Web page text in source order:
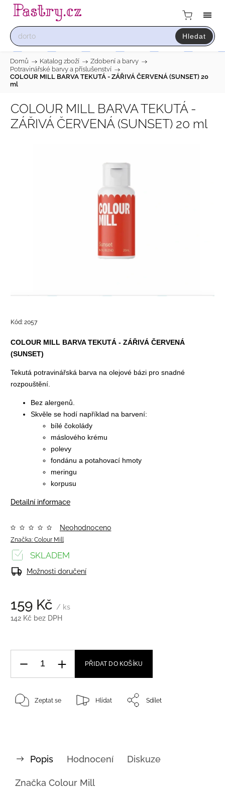
Hledat
Domů / Katalog zboží / Zdobení a barvy /
Potravinářské barvy a příslušenství /
COLOUR MILL BARVA TEKUTÁ - ZÁŘIVÁ ČERVENÁ (SUNSET) 20
ml
COLOUR MILL BARVA TEKUTÁ -
ZÁŘIVÁ ČERVENÁ (SUNSET) 20 ml
Kód: 2057
COLOUR MILL BARVA TEKUTÁ - ZÁŘIVÁ ČERVENÁ
(SUNSET)
Tekutá potravinářská barva na olejové bázi pro snadné
rozpouštění.
Bez alergenů.
Skvěle se hodí například na barvení:
bílé čokolády
máslového krému
polevy
fondánu a potahovací hmoty
meringu
korpusu
Detailní informace
Značka: Colour Mill
Neohodnoceno
159 Kč / ks
142 Kč bez DPH
SKLADEM
Možnosti doručení
PŘIDAT DO KOŠÍKU
Zeptat se Hlídat Sdílet
Popis Hodnocení Diskuze
Značka Colour Mill